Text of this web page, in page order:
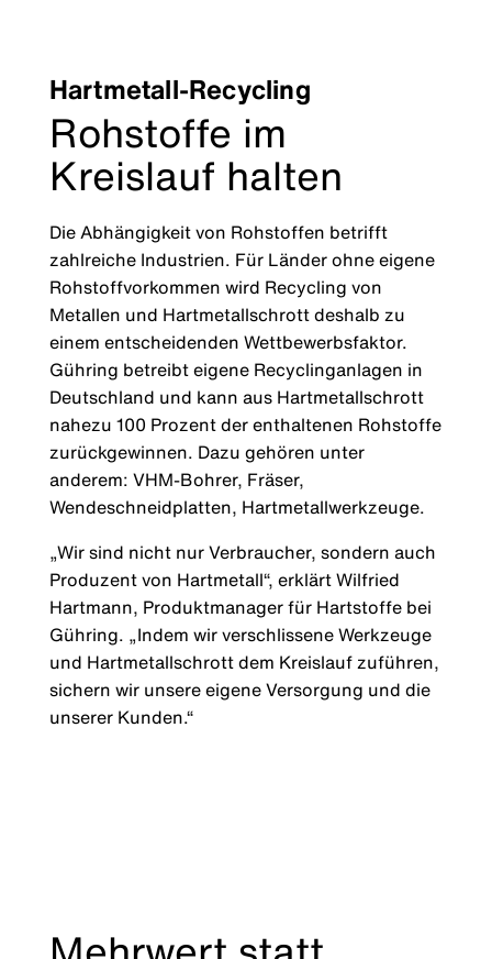
Hartmetall-Recycling
Rohstoffe im
Kreislauf halten
Die Abhängigkeit von Rohstoffen betrifft
zahlreiche Industrien. Für Länder ohne eigene
Rohstoffvorkommen wird Recycling von
Metallen und Hartmetallschrott deshalb zu
einem entscheidenden Wettbewerbsfaktor.
Gühring betreibt eigene Recyclinganlagen in
Deutschland und kann aus Hartmetallschrott
nahezu 100 Prozent der enthaltenen Rohstoffe
zurückgewinnen. Dazu gehören unter
anderem: VHM-Bohrer, Fräser,
Wendeschneidplatten, Hartmetallwerkzeuge.
„Wir sind nicht nur Verbraucher, sondern auch
Produzent von Hartmetall“, erklärt Wilfried
Hartmann, Produktmanager für Hartstoffe bei
Gühring. „Indem wir verschlissene Werkzeuge
und Hartmetallschrott dem Kreislauf zuführen,
sichern wir unsere eigene Versorgung und die
unserer Kunden.“